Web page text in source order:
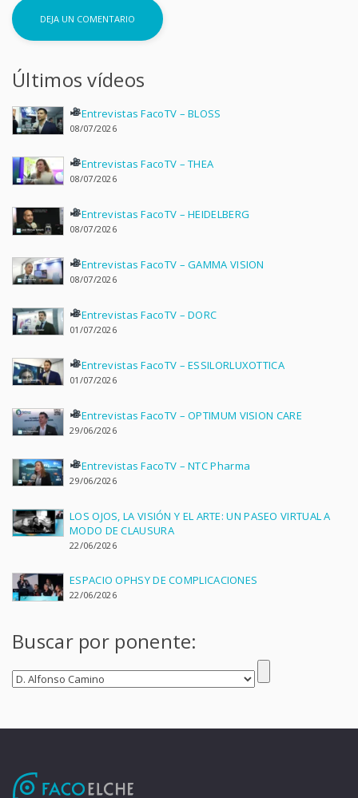
Últimos vídeos
Entrevistas FacoTV – BLOSS
08/07/2026
Entrevistas FacoTV – THEA
08/07/2026
Entrevistas FacoTV – HEIDELBERG
08/07/2026
Entrevistas FacoTV – GAMMA VISION
08/07/2026
Entrevistas FacoTV – DORC
01/07/2026
Entrevistas FacoTV – ESSILORLUXOTTICA
01/07/2026
Entrevistas FacoTV – OPTIMUM VISION CARE
29/06/2026
Entrevistas FacoTV – NTC Pharma
29/06/2026
LOS OJOS, LA VISIÓN Y EL ARTE: UN PASEO VIRTUAL A
MODO DE CLAUSURA
22/06/2026
ESPACIO OPHSY DE COMPLICACIONES
22/06/2026
Buscar por ponente: